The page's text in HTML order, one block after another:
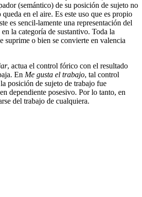
(semántico) de su posición de sujeto no
en el aire. Es este uso que es propio
es sencil-lamente una representación del
la categoría de sustantivo. Toda la
suprime o bien se convierte en valencia
, actua el control fórico con el resultado
En Me gusta el trabajo, tal control
posición de sujeto de trabajo fue
dependiente posesivo. Por lo tanto, en
del trabajo de cualquiera.